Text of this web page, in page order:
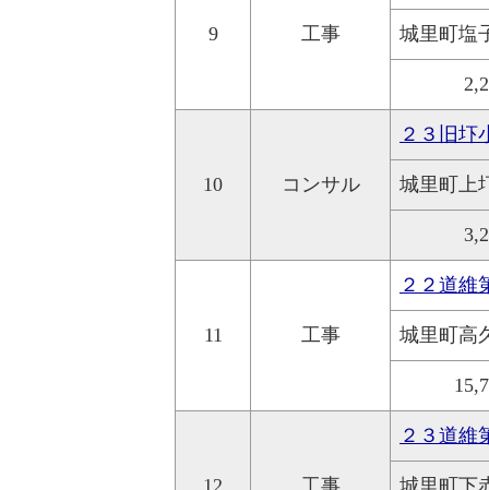
9 工事 城里町塩
10 コンサル
２３旧圷
城里町上
11 工事
２２道維
城里町高
12 工事
２３道維
城里町下